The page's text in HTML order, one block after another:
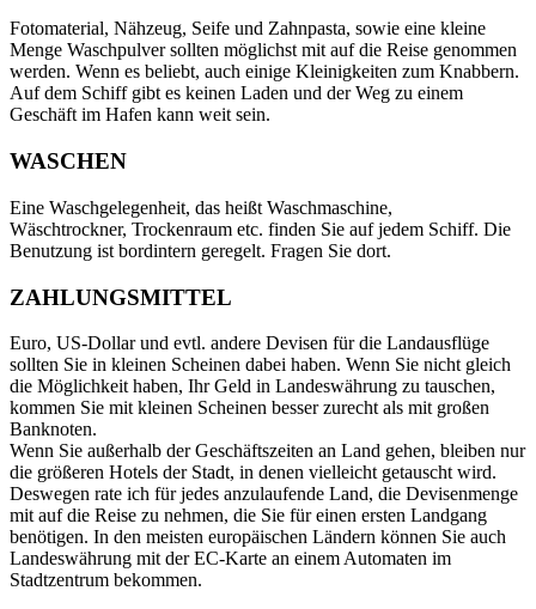
Fotomaterial, Nähzeug, Seife und Zahnpasta, sowie eine kleine
Menge Waschpulver sollten möglichst mit auf die Reise genommen
werden. Wenn es beliebt, auch einige Kleinigkeiten zum Knabbern.
Auf dem Schiff gibt es keinen Laden und der Weg zu einem
Geschäft im Hafen kann weit sein.
WASCHEN
Eine Waschgelegenheit, das heißt Waschmaschine,
Wäschtrockner, Trockenraum etc. finden Sie auf jedem Schiff. Die
Benutzung ist bordintern geregelt. Fragen Sie dort.
ZAHLUNGSMITTEL
Euro, US-Dollar und evtl. andere Devisen für die Landausflüge
sollten Sie in kleinen Scheinen dabei haben. Wenn Sie nicht gleich
die Möglichkeit haben, Ihr Geld in Landeswährung zu tauschen,
kommen Sie mit kleinen Scheinen besser zurecht als mit großen
Banknoten.
Wenn Sie außerhalb der Geschäftszeiten an Land gehen, bleiben nur
die größeren Hotels der Stadt, in denen vielleicht getauscht wird.
Deswegen rate ich für jedes anzulaufende Land, die Devisenmenge
mit auf die Reise zu nehmen, die Sie für einen ersten Landgang
benötigen. In den meisten europäischen Ländern können Sie auch
Landeswährung mit der EC-Karte an einem Automaten im
Stadtzentrum bekommen.